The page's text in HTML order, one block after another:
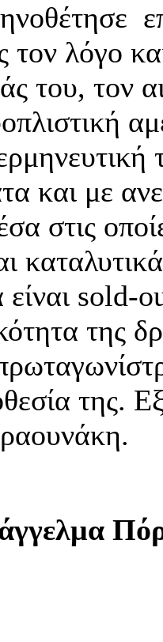
τον λόγο
του, τον
και με
στις
sold-
της
της.